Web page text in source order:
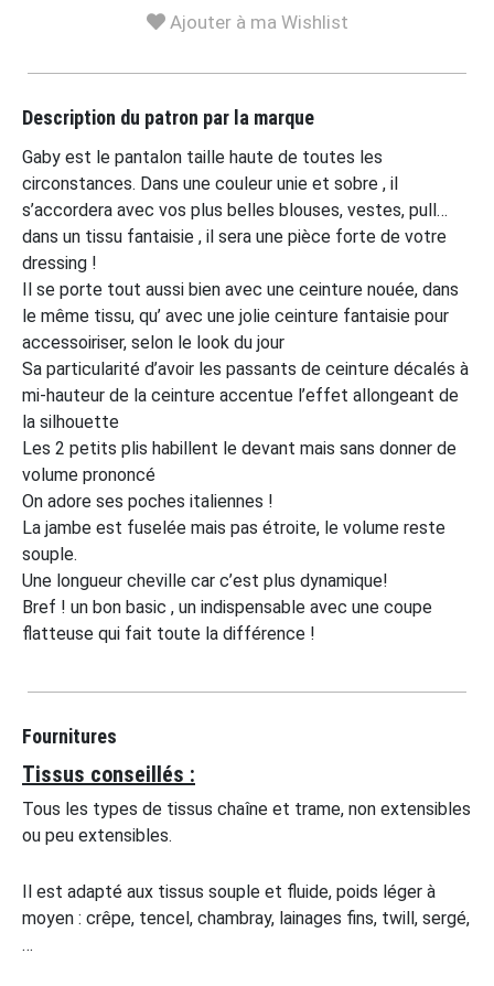
Ajouter à ma Wishlist
Description du patron par la marque
Gaby est le pantalon taille haute de toutes les
circonstances. Dans une couleur unie et sobre , il
s’accordera avec vos plus belles blouses, vestes, pull…
dans un tissu fantaisie , il sera une pièce forte de votre
dressing !
Il se porte tout aussi bien avec une ceinture nouée, dans
le même tissu, qu’ avec une jolie ceinture fantaisie pour
accessoiriser, selon le look du jour
Sa particularité d’avoir les passants de ceinture décalés à
mi-hauteur de la ceinture accentue l’effet allongeant de
la silhouette
Les 2 petits plis habillent le devant mais sans donner de
volume prononcé
On adore ses poches italiennes !
La jambe est fuselée mais pas étroite, le volume reste
souple.
Une longueur cheville car c’est plus dynamique!
Bref ! un bon basic , un indispensable avec une coupe
flatteuse qui fait toute la différence !
Fournitures
Tissus conseillés :
Tous les types de tissus chaîne et trame, non extensibles
ou peu extensibles.
Il est adapté aux tissus souple et fluide, poids léger à
moyen : crêpe, tencel, chambray, lainages fins, twill, sergé,
…